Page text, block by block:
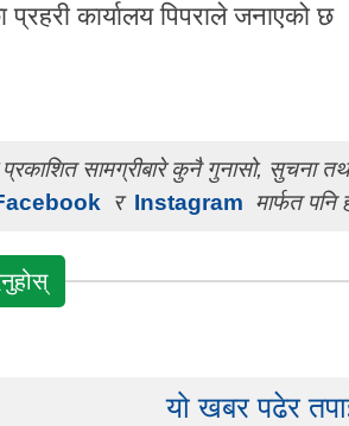
प्रहरी कार्यालय पिपराले जनाएको
सामग्रीबारे कुनै गुनासो, सुचना
र Instagram मार्फत
यो खबर पढेर